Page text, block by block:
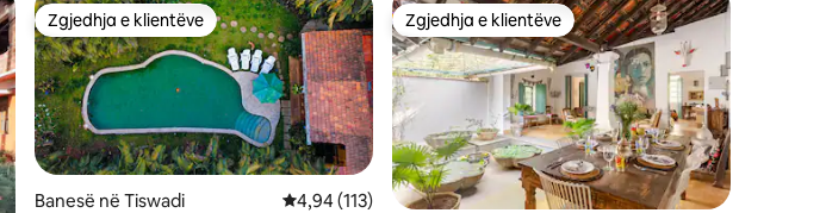
Zgjedhja e klientëve
Zgjedhja e klientëve
Banesë në Tiswadi Vlerësimi mesatar 4,94 nga 5, 113 vlerësime
4,94 (113)
Zgjedhja e klientëve
Zgjedhja e klientëve